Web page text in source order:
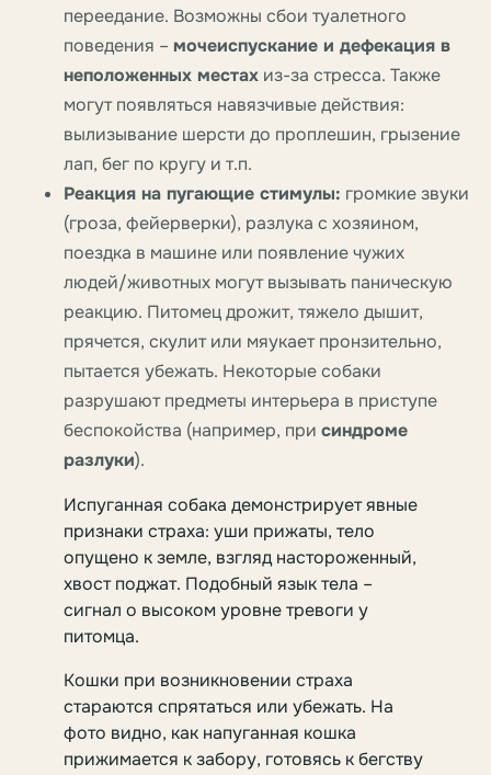
переедание. Возможны сбои туалетного
поведения – мочеиспускание и дефекация в
неположенных местах из-за стресса. Также
могут появляться навязчивые действия:
вылизывание шерсти до проплешин, грызение
лап, бег по кругу и т.п.
Реакция на пугающие стимулы: громкие звуки
(гроза, фейерверки), разлука с хозяином,
поездка в машине или появление чужих
людей/животных могут вызывать паническую
реакцию. Питомец дрожит, тяжело дышит,
прячется, скулит или мяукает пронзительно,
пытается убежать. Некоторые собаки
разрушают предметы интерьера в приступе
беспокойства (например, при синдроме
разлуки).
Испуганная собака демонстрирует явные
признаки страха: уши прижаты, тело
опущено к земле, взгляд настороженный,
хвост поджат. Подобный язык тела –
сигнал о высоком уровне тревоги у
питомца.
Кошки при возникновении страха
стараются спрятаться или убежать. На
фото видно, как напуганная кошка
прижимается к забору, готовясь к бегству